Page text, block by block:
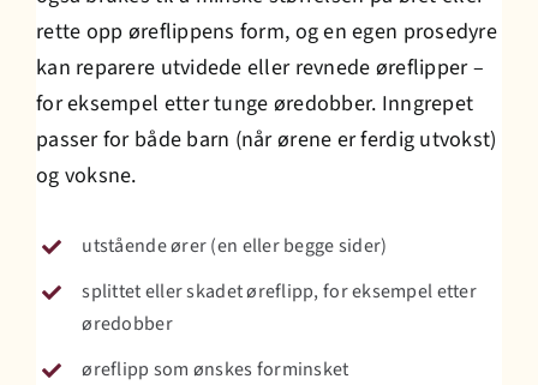
rette opp øreflippens form, og en egen prosedyre
kan reparere utvidede eller revnede øreflipper –
for eksempel etter tunge øredobber. Inngrepet
passer for både barn (når ørene er ferdig utvokst)
og voksne.
utstående ører (en eller begge sider)
splittet eller skadet øreflipp, for eksempel etter
øredobber
øreflipp som ønskes forminsket